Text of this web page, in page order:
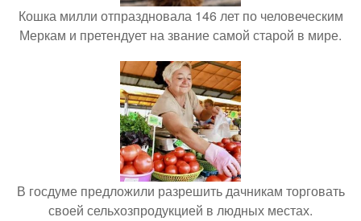
Кошка милли отпраздновала 146 лет по человеческим
Меркам и претендует на звание самой старой в мире.
В госдуме предложили разрешить дачникам торговать
своей сельхозпродукцией в людных местах.